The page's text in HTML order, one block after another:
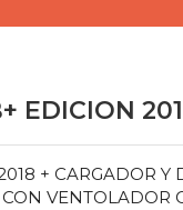
EDICION
+ CARGADOR Y
VENTOLADOR